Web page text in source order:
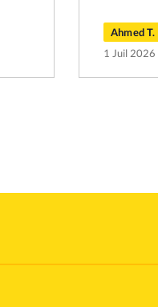
Ahmed T.
1 Juil 2026